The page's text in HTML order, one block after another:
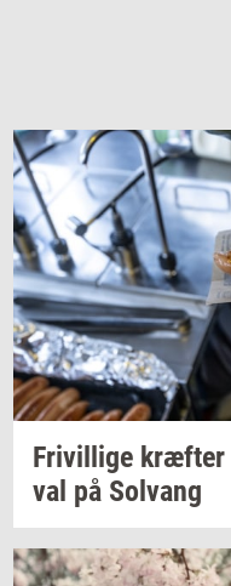
Fri­vil­li­ge kræf­ter
val på Solvang